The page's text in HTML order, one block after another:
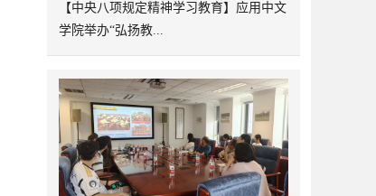
【中央八项规定精神学习教育】应用中文
学院举办“弘扬教...